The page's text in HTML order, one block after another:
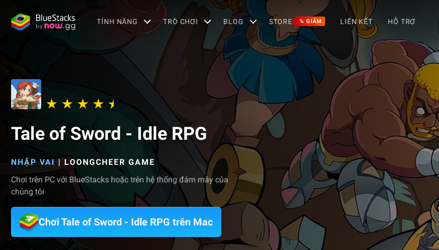
TÍNH NĂNG TRÒ CHƠI BLOG STORE % GIẢM LIÊN KẾT HỖ TRỢ
Tale of Sword - Idle RPG
NHẬP VAI | LOONGCHEER GAME
Chơi trên PC với BlueStacks hoặc trên hệ thống đám mây của
chúng tôi
Chơi Tale of Sword - Idle RPG trên Mac